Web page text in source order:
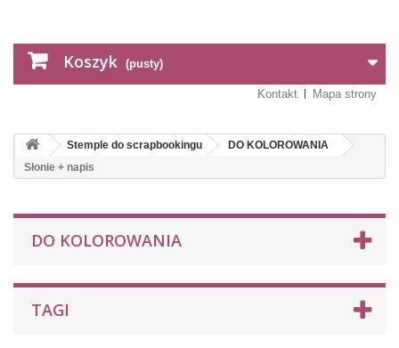
Koszyk (pusty)
Kontakt Mapa strony
Stemple do scrapbookingu
DO KOLOROWANIA
Słonie + napis
DO KOLOROWANIA
TAGI